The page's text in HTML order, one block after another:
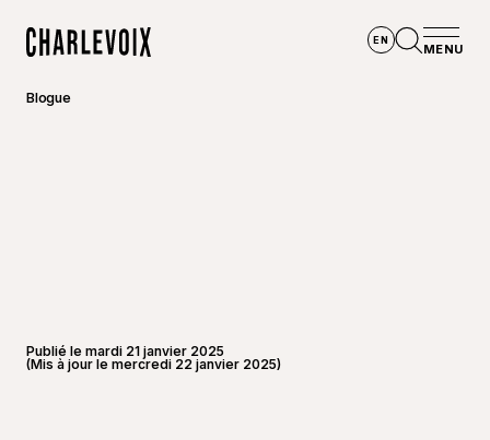
EN
MENU
Blogue
Publié le mardi 21 janvier 2025
(Mis à jour le mercredi 22 janvier 2025)